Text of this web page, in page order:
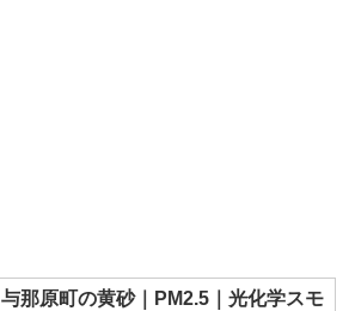
与那原町の黄砂｜PM2.5｜光化学スモ